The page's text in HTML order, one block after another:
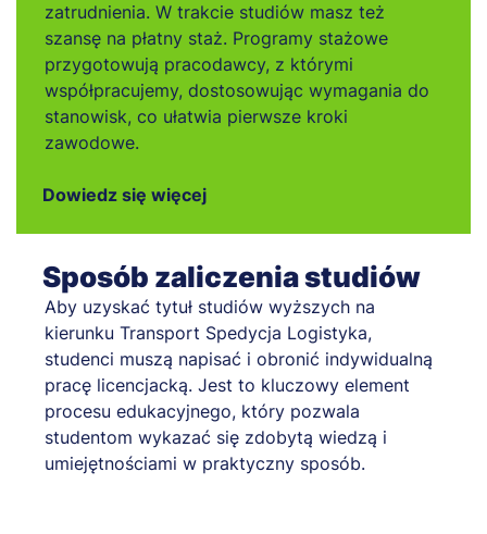
zatrudnienia. W trakcie studiów masz też
szansę na płatny staż. Programy stażowe
przygotowują pracodawcy, z którymi
współpracujemy, dostosowując wymagania do
stanowisk, co ułatwia pierwsze kroki
zawodowe.
Dowiedz się więcej
Sposób zaliczenia studiów
Aby uzyskać tytuł studiów wyższych na
kierunku Transport Spedycja Logistyka,
studenci muszą napisać i obronić indywidualną
pracę licencjacką. Jest to kluczowy element
procesu edukacyjnego, który pozwala
studentom wykazać się zdobytą wiedzą i
umiejętnościami w praktyczny sposób.